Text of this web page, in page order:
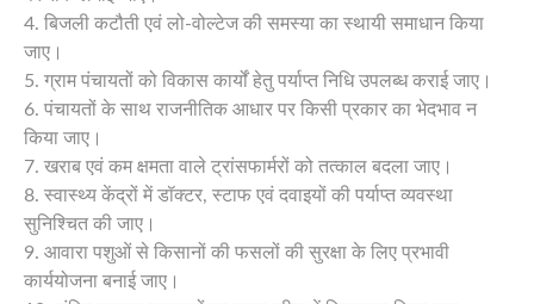
4. बिजली कटौती एवं लो-वोल्टेज की समस्या का स्थायी समाधान किया
जाए।
5. ग्राम पंचायतों को विकास कार्यों हेतु पर्याप्त निधि उपलब्ध कराई जाए।
6. पंचायतों के साथ राजनीतिक आधार पर किसी प्रकार का भेदभाव न
किया जाए।
7. खराब एवं कम क्षमता वाले ट्रांसफार्मरों को तत्काल बदला जाए।
8. स्वास्थ्य केंद्रों में डॉक्टर, स्टाफ एवं दवाइयों की पर्याप्त व्यवस्था
सुनिश्चित की जाए।
9. आवारा पशुओं से किसानों की फसलों की सुरक्षा के लिए प्रभावी
कार्ययोजना बनाई जाए।